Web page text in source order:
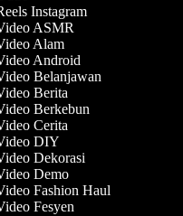
Instagram
ASMR
Alam
Android
Belanjawan
Berita
Berkebun
Cerita
DIY
Dekorasi
Demo
Fashion Haul
Fesyen